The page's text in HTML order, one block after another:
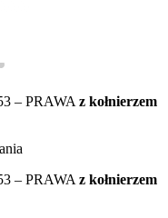
– PRAWA z kołnierzem
– PRAWA z kołnierzem